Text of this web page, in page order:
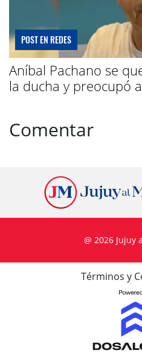
POST EN REDES
Aníbal Pachano se
la ducha y preocupó
Comentar
@ 2026 Jujuy
Términos y